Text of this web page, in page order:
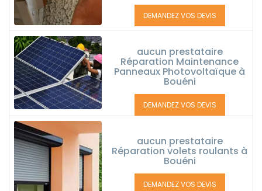
DEMANDEZ VOS DEVIS
aucun prestataire
Réparation Maintenance
Panneaux Photovoltaïque à
Bouéni
DEMANDEZ VOS DEVIS
aucun prestataire
Réparation volets roulants à
Bouéni
DEMANDEZ VOS DEVIS